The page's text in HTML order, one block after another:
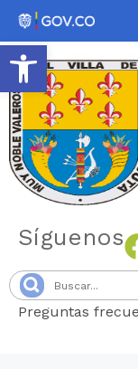
Abrir
Síguenos
Preguntas